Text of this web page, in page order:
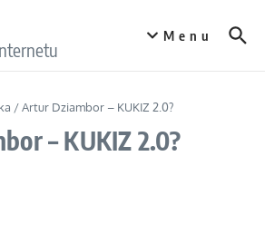
Menu
/Artur Dziambor – KUKIZ 2.0?
– KUKIZ 2.0?